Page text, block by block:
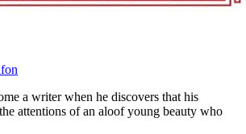
a writer when he discovers that his
attentions of an aloof young beauty who